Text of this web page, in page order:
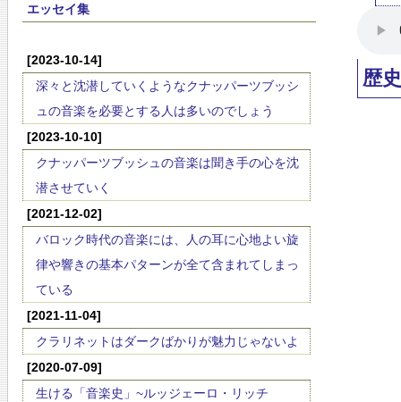
エッセイ集
[2023-10-14]
深々と沈潜していくようなクナッパーツブッシ
ュの音楽を必要とする人は多いのでしょう
[2023-10-10]
クナッパーツブッシュの音楽は聞き手の心を沈
潜させていく
[2021-12-02]
バロック時代の音楽には、人の耳に心地よい旋
律や響きの基本パターンが全て含まれてしまっ
ている
[2021-11-04]
クラリネットはダークばかりが魅力じゃないよ
[2020-07-09]
生ける「音楽史」~ルッジェーロ・リッチ
歴